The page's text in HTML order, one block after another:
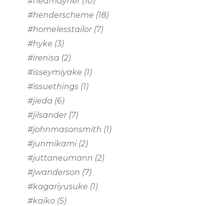
#henderscheme (18)
#homelesstailor(7)
#hyke (3)
#irenisa (2)
#isseymiyake (1)
#issuethings (1)
#jieda (6)
#jilsander(7)
#johnmasonsmith (1)
#junmikami(2)
#juttaneumann (2)
#jwanderson (7)
#kagariyusuke (1)
#kaiko (5)